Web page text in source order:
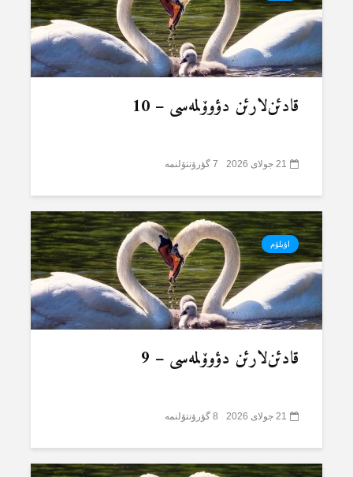
قادئن‌لارئن دؤوۆلمەسی – 10
21 جولای 2026 7 گؤرۆنتۆلنمە
اؤیلۆم
قادئن‌لارئن دؤوۆلمەسی – 9
21 جولای 2026 8 گؤرۆنتۆلنمە